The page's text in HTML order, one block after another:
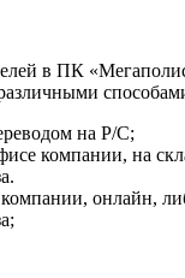
в ПК
на Р/С;
компании, на
онлайн,